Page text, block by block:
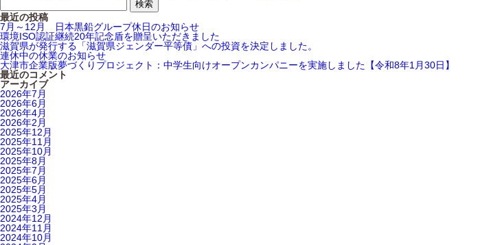
最近の投稿
7月～12月 日本黒鉛グループ休日のお知らせ
環境ISO認証継続20年記念盾を贈呈いただきました
滋賀県が発行する「滋賀県ジェンダー平等債」への投資を決定しました。
連休中の休業のお知らせ
大津市企業版夢づくりプロジェクト：中学生向けオープンカンパニーを実施しました【令和8年1月30日】
最近のコメント
アーカイブ
2026年7月
2026年6月
2026年4月
2026年2月
2025年12月
2025年11月
2025年10月
2025年8月
2025年7月
2025年6月
2025年5月
2025年4月
2025年3月
2024年12月
2024年11月
2024年10月